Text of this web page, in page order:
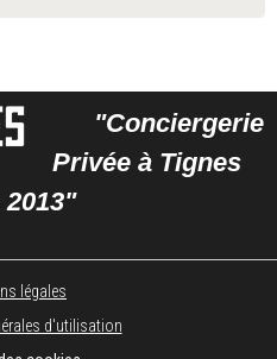
"Conciergerie
Privée à Tignes
2013"
légales
d'utilisation